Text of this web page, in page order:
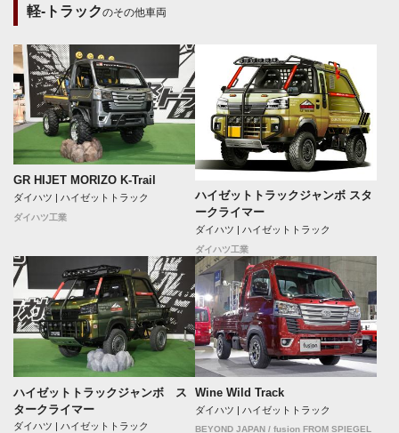
軽-トラックのその他車両
GR HIJET MORIZO K-Trail
ダイハツ | ハイゼットトラック
ダイハツ工業
ハイゼットトラックジャンボ スタ
ークライマー
ダイハツ | ハイゼットトラック
ダイハツ工業
ハイゼットトラックジャンボ ス
タークライマー
ダイハツ | ハイゼットトラック
Wine Wild Track
ダイハツ | ハイゼットトラック
BEYOND JAPAN / fusion FROM SPIEGEL